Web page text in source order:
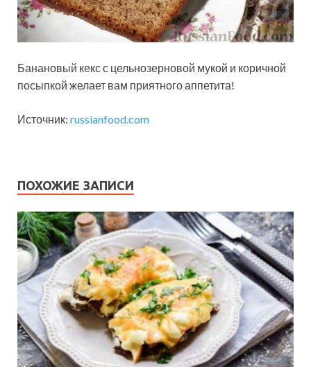
Банановый кекс с цельнозерновой мукой и коричной
посыпкой желает вам приятного аппетита!
Источник: russianfood.com
ПОХОЖИЕ ЗАПИСИ